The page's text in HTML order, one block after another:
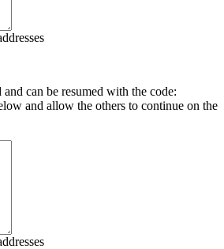
can be resumed with the code:
and allow the others to continue on the